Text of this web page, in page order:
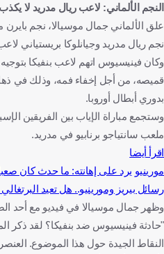
بايرن ميونخ
ريال مدريد
دوري أبطال أوروبا
ألمانيا
البرتغال
كرة قدم
النجم الألماني: لاعب ريال مدريد لا يكذب
علق الألماني جمال موسيالا، نجم
نجم ريال مدريد وجيانلوكا بريستياني
وكان فينيسيوس اتهم لاعب بنفيكا
بدوري أبطال أوروبا.
وستجمع مباراة الإياب بين الفريقين
ملعب سانتياجو برنابيو في مدريد.
اقرأ أيضا
مورينيو يرد على إهانته: ما حدث كان
رسائل بيريز ومورينيو.. هل تعيد
وظهر جمال موسيالا في فيديو مع أحد
"حادثة فينيسيوس ضد بنفيكا؟ لقد ذكر
النقاط الجيدة حول هذا الموضوع.